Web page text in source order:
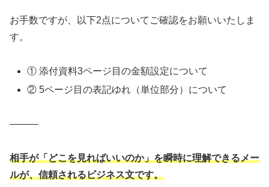
お手数ですが、以下2点についてご確認をお願いいたしま
す。
① 添付資料3ページ目の金額設定について
② 5ページ目の表記ゆれ（単位部分）について
―――
相手が「どこを見ればいいのか」を瞬時に理解できるメー
ルが、信頼されるビジネス文です。